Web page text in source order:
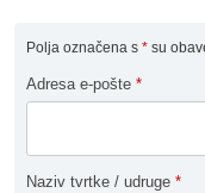
Polja označena s * su
Adresa e-pošte *
Naziv tvrtke / udruge *